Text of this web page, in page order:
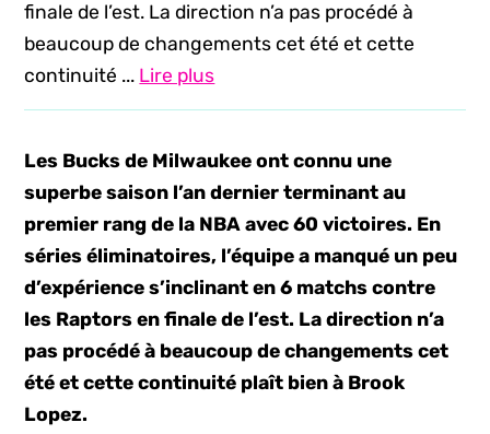
finale de l’est. La direction n’a pas procédé à
beaucoup de changements cet été et cette
continuité ... Lire plus
Les Bucks de Milwaukee ont connu une
superbe saison l’an dernier terminant au
premier rang de la NBA avec 60 victoires. En
séries éliminatoires, l’équipe a manqué un peu
d’expérience s’inclinant en 6 matchs contre
les Raptors en finale de l’est. La direction n’a
pas procédé à beaucoup de changements cet
été et cette continuité plaît bien à Brook
Lopez.